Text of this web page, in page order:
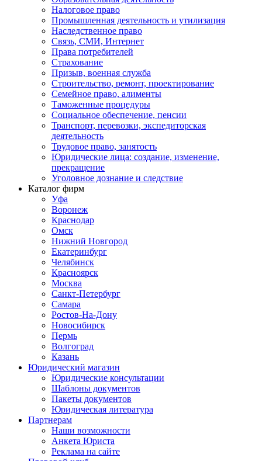
Налоговое право
Промышленная деятельность и утилизация
Наследственное право
Связь, СМИ, Интернет
Права потребителей
Страхование
Призыв, военная служба
Строительство, ремонт, проектирование
Семейное право, алименты
Таможенные процедуры
Социальное обеспечение, пенсии
Транспорт, перевозки, экспедиторская
деятельность
Трудовое право, занятость
Юридические лица: создание, изменение,
прекращение
Уголовное дознание и следствие
Каталог фирм
Уфа
Воронеж
Краснодар
Омск
Нижний Новгород
Екатеринбург
Челябинск
Красноярск
Москва
Санкт-Петербург
Самара
Ростов-На-Дону
Новосибирск
Пермь
Волгоград
Казань
Юридический магазин
Юридические консультации
Шаблоны документов
Пакеты документов
Юридическая литература
Партнерам
Наши возможности
Анкета Юриста
Реклама на сайте